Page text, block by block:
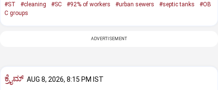
#ST #cleaning #SC #92% of workers #urban sewers #septic tanks
#OB
C groups
ADVERTISEMENT
ಕ್ರೈಮ್ AUG 8, 2026, 8:15 PM IST